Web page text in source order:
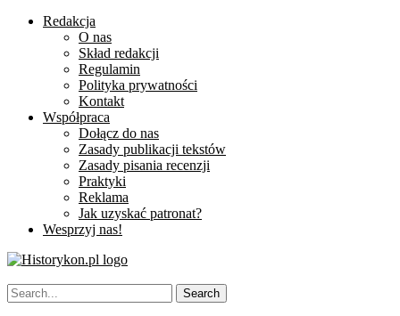
Redakcja
O nas
Skład redakcji
Regulamin
Polityka prywatności
Kontakt
Współpraca
Dołącz do nas
Zasady publikacji tekstów
Zasady pisania recenzji
Praktyki
Reklama
Jak uzyskać patronat?
Wesprzyj nas!